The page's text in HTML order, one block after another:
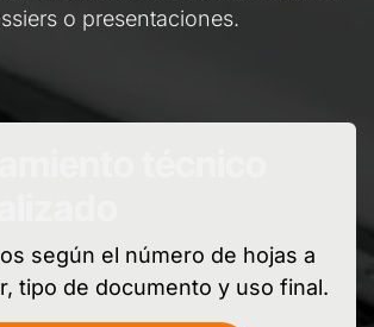
o presentaciones.
según el número de hojas a
tipo de documento y uso final.